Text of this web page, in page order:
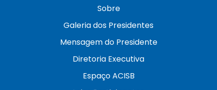
Sobre
Galeria dos Presidentes
Mensagem do Presidente
Diretoria Executiva
Espaço ACISB